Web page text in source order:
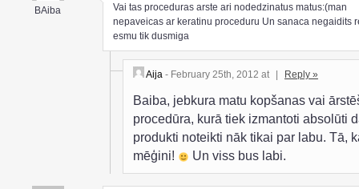
BAiba
Vai tas proceduras arste ari nodedzinatus matus:(man
nepaveicas ar keratinu proceduru Un sanaca negaidits
esmu tik dusmiga
Aija - February 25th, 2012 at Reply »
Baiba, jebkura matu kopšanas vai
procedūra, kurā tiek izmantoti absolūti
produkti noteikti nāk tikai par labu. Tā,
mēģini!
Un viss bus labi.